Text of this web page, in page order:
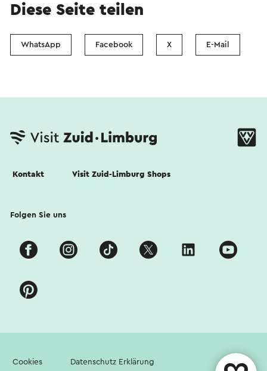
Diese Seite teilen
WhatsApp Facebook X E-Mail
Kontakt Visit Zuid-Limburg Shops
Folgen Sie uns
Cookies Datenschutz Erklärung